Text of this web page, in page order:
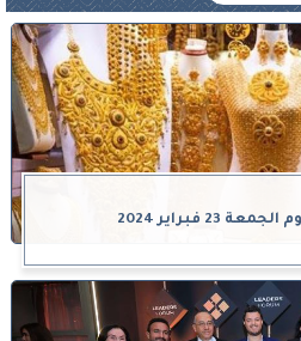
23 فبراير 2024